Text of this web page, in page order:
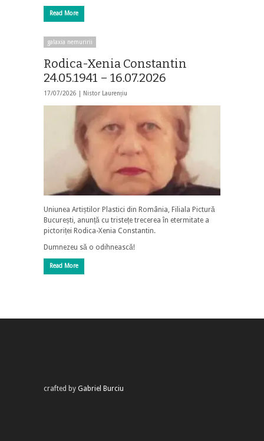
Read More
galaxia nemuririi
Rodica-Xenia Constantin
24.05.1941 – 16.07.2026
17/07/2026 | Nistor Laurențiu
Uniunea Artiștilor Plastici din România, Filiala Pictură
București, anunță cu tristețe trecerea în etermitate a
pictoriței Rodica-Xenia Constantin.
Dumnezeu să o odihnească!
Read More
crafted by Gabriel Burciu